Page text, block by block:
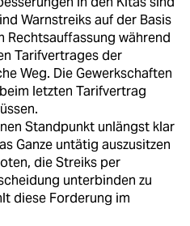
Warnstreiks auf der Basis
Rechtsauffassung während
Tarifvertrages der
Weg. Die Gewerkschaften
letzten Tarifvertrag
Standpunkt unlängst klar
Ganze untätig auszusitzen
die Streiks per
unterbinden zu
diese Forderung im